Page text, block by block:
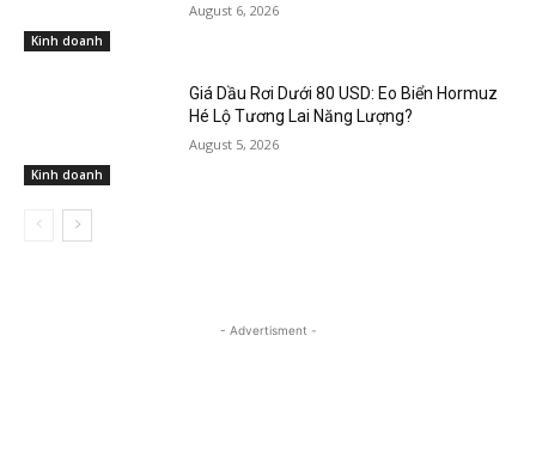
Kinh doanh
August 6, 2026
Kinh doanh
Giá Dầu Rơi Dưới 80 USD: Eo Biển Hormuz
Hé Lộ Tương Lai Năng Lượng?
August 5, 2026
- Advertisment -